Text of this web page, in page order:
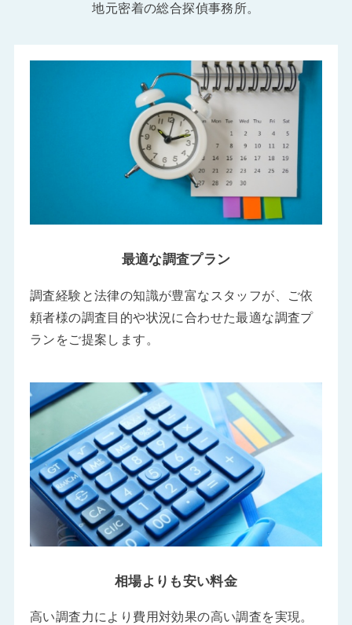
地元密着の総合探偵事務所。
最適な調査プラン
調査経験と法律の知識が豊富なスタッフが、ご依
頼者様の調査目的や状況に合わせた最適な調査プ
ランをご提案します。
相場よりも安い料金
高い調査力により費用対効果の高い調査を実現。